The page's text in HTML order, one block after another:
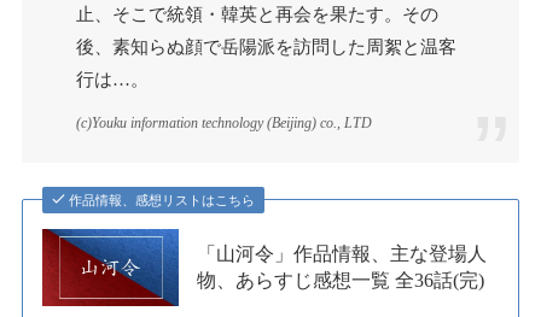
止、そこで統領・韓英と再会を果たす。その
後、素知らぬ顔で岳陽派を訪問した周絮と温客
行は…。
(c)Youku information technology (Beijing) co., LTD
作品情報、感想リストはこちら
「山河令」作品情報、主な登場人
物、あらすじ感想一覧 全36話(完)